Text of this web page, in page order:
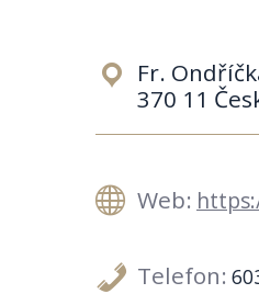
Fr.
370 11
Web:
Telefon: